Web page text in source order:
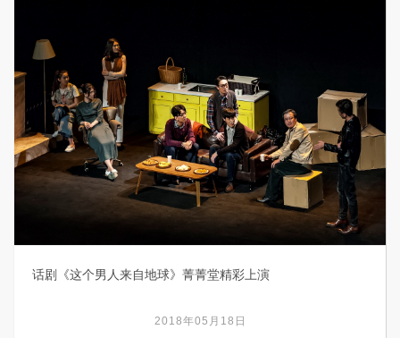
话剧《这个男人来自地球》菁菁堂精彩上演
2018年05月18日